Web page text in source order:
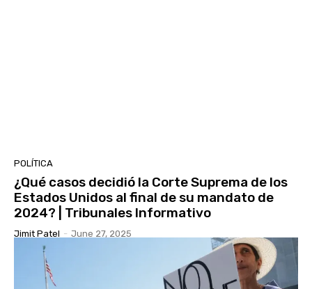
POLÍTICA
¿Qué casos decidió la Corte Suprema de los
Estados Unidos al final de su mandato de
2024? | Tribunales Informativo
Jimit Patel - June 27, 2025